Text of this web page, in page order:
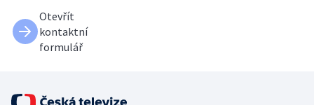
Otevřít
kontaktní
formulář